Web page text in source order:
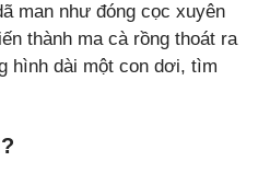
man như đóng cọc xuyên
thành ma cà rồng thoát ra
hình dài một con dơi, tìm